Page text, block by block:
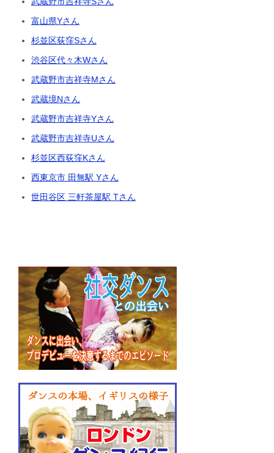
富山県Yさん
杉並区荻窪Sさん
渋谷区代々木Wさん
武蔵野市吉祥寺Mさん
武蔵境Nさん
武蔵野市吉祥寺Yさん
武蔵野市吉祥寺Uさん
杉並区西荻窪Kさん
西東京市 田無駅 Yさん
世田谷区 三軒茶屋駅 Tさん